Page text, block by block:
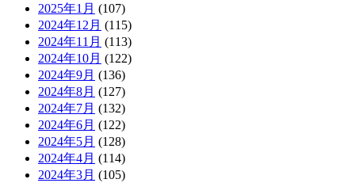
2025年1月 (107)
2024年12月 (115)
2024年11月 (113)
2024年10月 (122)
2024年9月 (136)
2024年8月 (127)
2024年7月 (132)
2024年6月 (122)
2024年5月 (128)
2024年4月 (114)
2024年3月 (105)